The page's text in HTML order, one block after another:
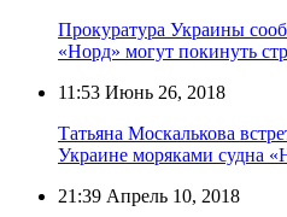
Прокуратура Украины
«Норд» могут покинуть
11:53 Июнь 26, 2018
Татьяна Москалькова
Украине моряками судна
21:39 Апрель 10, 2018